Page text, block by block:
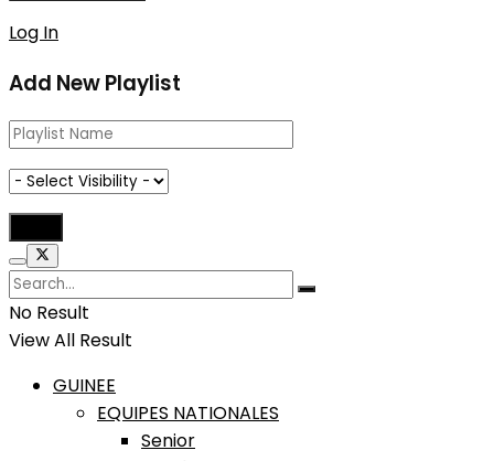
Log In
Add New Playlist
No Result
View All Result
GUINEE
EQUIPES NATIONALES
Senior